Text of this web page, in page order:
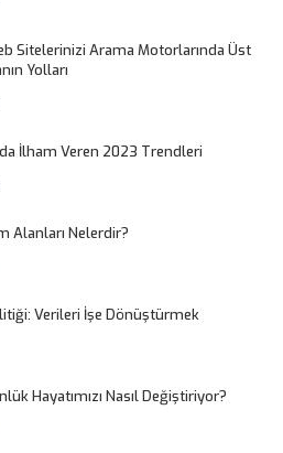
Sitelerinizi Arama Motorlarında Üst
Yolları
İlham Veren 2023 Trendleri
Alanları Nelerdir?
Verileri İşe Dönüştürmek
Hayatımızı Nasıl Değiştiriyor?